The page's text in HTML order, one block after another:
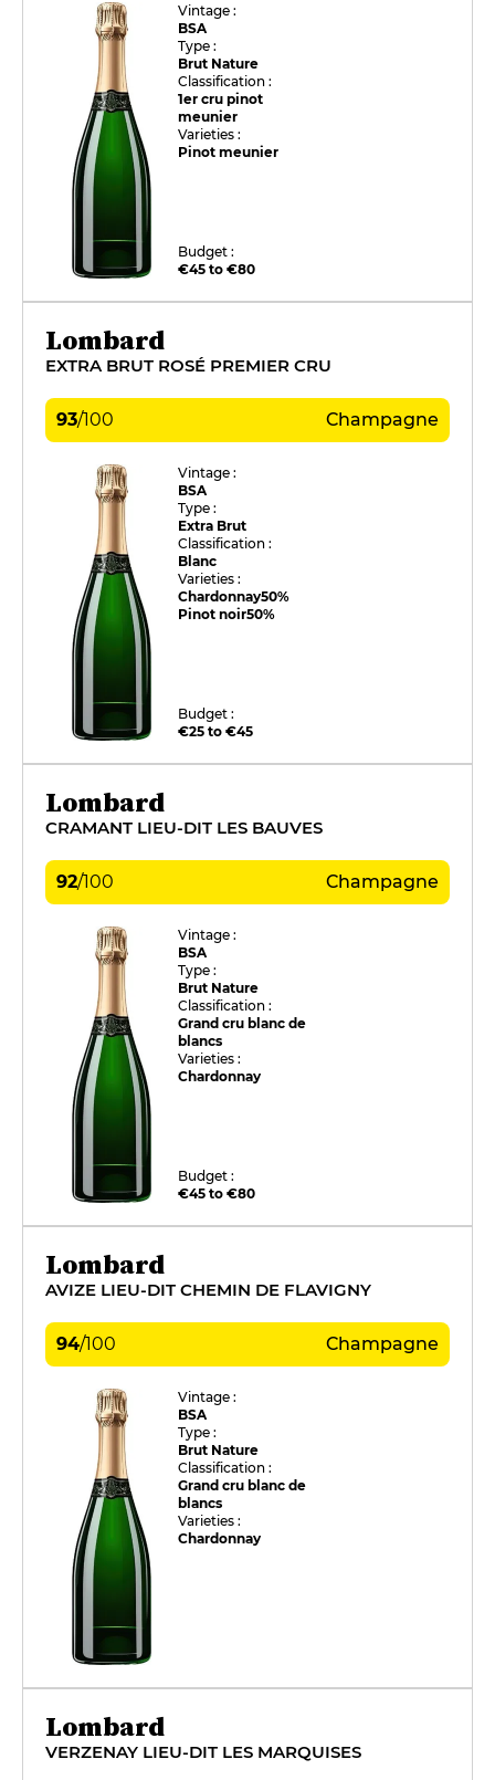
Vintage :
BSA
Type :
Brut Nature
Classification :
1er cru pinot
meunier
Varieties :
Pinot meunier
Budget :
€45 to €80
Lombard
EXTRA BRUT ROSÉ PREMIER CRU
93/100 Champagne
Vintage :
BSA
Type :
Extra Brut
Classification :
Blanc
Varieties :
Chardonnay50%
Pinot noir50%
Budget :
€25 to €45
Lombard
CRAMANT LIEU-DIT LES BAUVES
92/100 Champagne
Vintage :
BSA
Type :
Brut Nature
Classification :
Grand cru blanc de
blancs
Varieties :
Chardonnay
Budget :
€45 to €80
Lombard
AVIZE LIEU-DIT CHEMIN DE FLAVIGNY
94/100 Champagne
Vintage :
BSA
Type :
Brut Nature
Classification :
Grand cru blanc de
blancs
Varieties :
Chardonnay
Lombard
VERZENAY LIEU-DIT LES MARQUISES